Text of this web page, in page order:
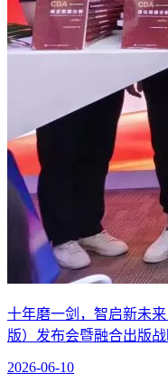
十年磨一剑，智启新未
版）发布会暨融合出版
2026-06-10